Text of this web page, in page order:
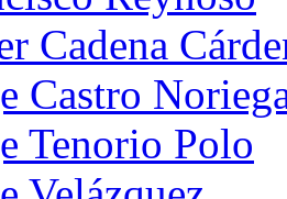
Cadena
Castro
Tenorio Polo